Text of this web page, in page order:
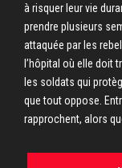
à risquer leur vie
prendre plusieurs
attaquée par les
l’hôpital où elle doit
les soldats qui
que tout oppose.
rapprochent, alors